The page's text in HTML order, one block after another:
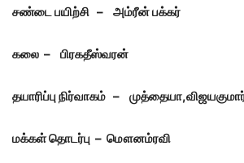
சண்டை பயிற்சி – அம்ரீன் பக்கர்
கலை – பிரகதீஸ்வரன்
தயாரிப்பு நிர்வாகம் – முத்தையா
மக்கள் தொடர்பு – மௌனம்ரவி